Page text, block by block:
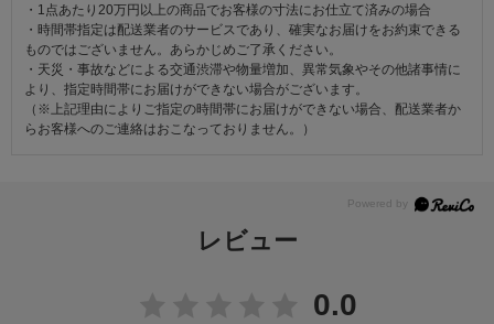
・1点あたり20万円以上の商品でお客様の寸法にお仕立て済みの場合
・時間帯指定は配送業者のサービスであり、確実なお届けをお約束できる
ものではございません。あらかじめご了承ください。
・天災・事故などによる交通渋滞や物量増加、異常気象やその他諸事情に
より、指定時間帯にお届けができない場合がございます。
（※上記理由によりご指定の時間帯にお届けができない場合、配送業者か
らお客様へのご連絡はおこなっておりません。）
レビュー
0.0